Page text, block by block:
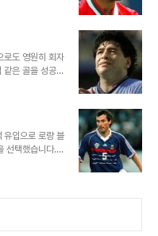
발군의 골감각
기입니다. 프로
아 국가대표 :
롱도르) 불가
치코프는 어린
서 발군의 실력
활동하다가,
도 영원히 회자
같은 골을 성공시
르헨 마라도나
마라도나 이야
, 따뜻한 커피
드리고 있습니
될 것입니다.
나에 대해서 포
유입으로 로랑 블
선택했습니다.
튼, 좋은 시대
. 프로필 이름 :